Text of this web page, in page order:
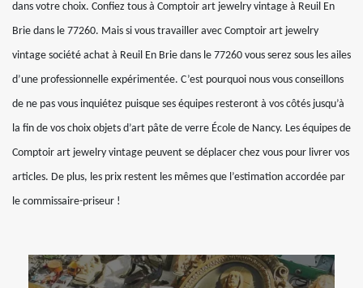
dans votre choix. Confiez tous à Comptoir art jewelry vintage à Reuil En
Brie dans le 77260. Mais si vous travailler avec Comptoir art jewelry
vintage société achat à Reuil En Brie dans le 77260 vous serez sous les ailes
d’une professionnelle expérimentée. C’est pourquoi nous vous conseillons
de ne pas vous inquiétez puisque ses équipes resteront à vos côtés jusqu’à
la fin de vos choix objets d’art pâte de verre École de Nancy. Les équipes de
Comptoir art jewelry vintage peuvent se déplacer chez vous pour livrer vos
articles. De plus, les prix restent les mêmes que l’estimation accordée par
le commissaire-priseur !